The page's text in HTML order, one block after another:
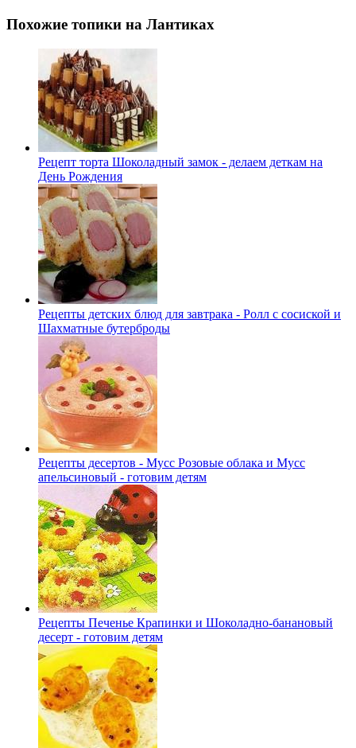
Похожие топики на Лантиках
Рецепт торта Шоколадный замок - делаем деткам на
День Рождения
Рецепты детских блюд для завтрака - Ролл с сосиской и
Шахматные бутерброды
Рецепты десертов - Мусс Розовые облака и Мусс
апельсиновый - готовим детям
Рецепты Печенье Крапинки и Шоколадно-банановый
десерт - готовим детям